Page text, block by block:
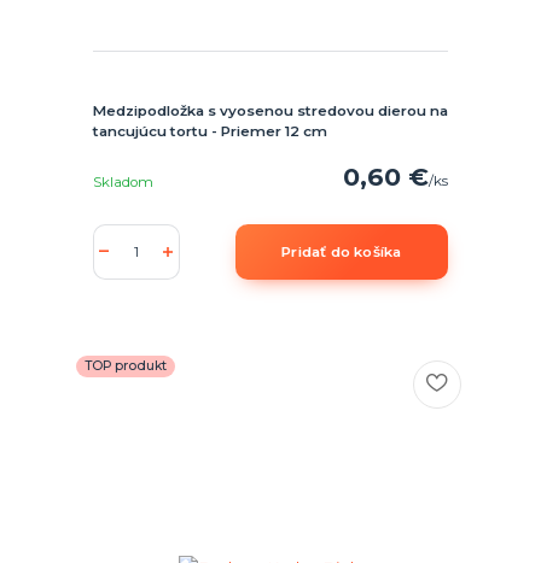
Medzipodložka s vyosenou stredovou dierou na
tancujúcu tortu - Priemer 12 cm
0,60 €/ks
Skladom
Pridať do košíka
TOP produkt